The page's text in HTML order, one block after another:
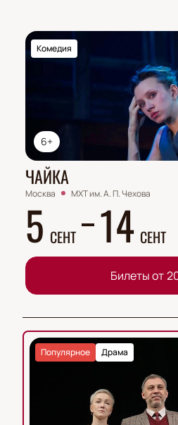
6+
Комедия
ЧАЙКА
Москва МХТ им. А. П. Чехова
5 СЕНТ 14 СЕНТ
Билеты от
Драма
Популярное